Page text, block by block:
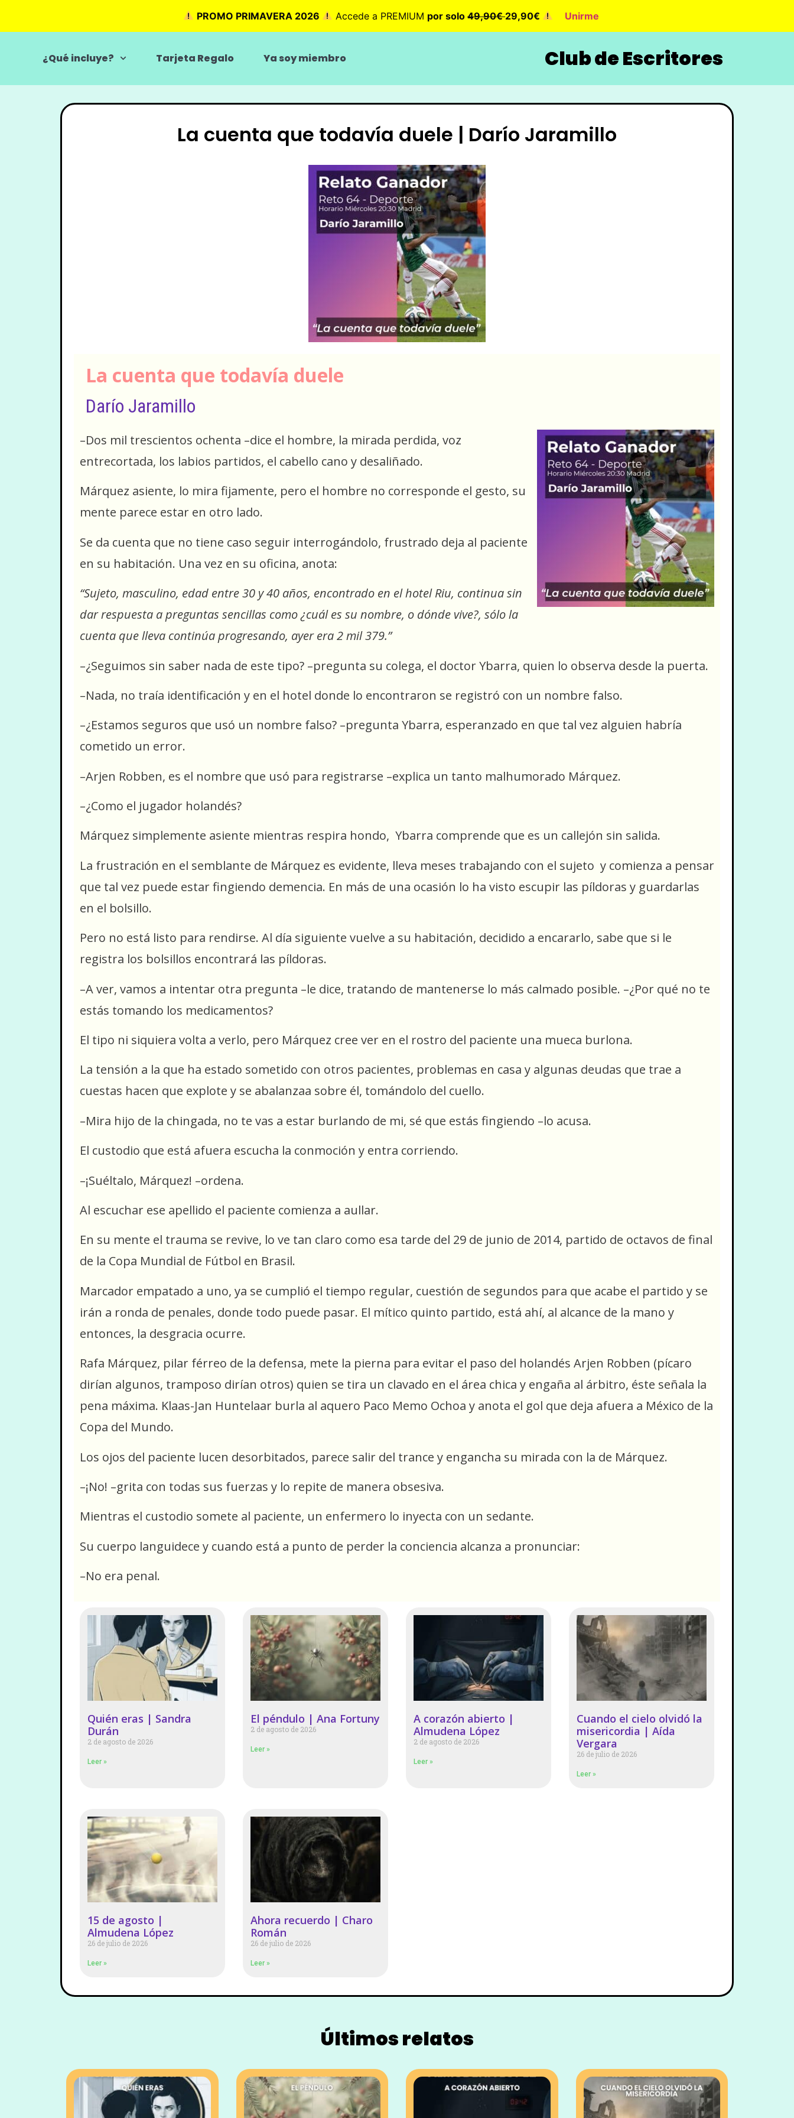
PROMO PRIMAVERA 2026 Accede a PREMIUM por solo49,90€29,90€ Unirme
¿Qué incluye? Tarjeta Regalo Ya soy miembro Club de Escritores
La cuenta que todavía duele | Darío Jaramillo
La cuenta que todavía duele
Darío Jaramillo
–Dos mil trescientos ochenta –dice el hombre, la mirada perdida, voz
entrecortada, los labios partidos, el cabello cano y desaliñado.
Márquez asiente, lo mira fijamente, pero el hombre no corresponde el gesto, su
mente parece estar en otro lado.
Se da cuenta que no tiene caso seguir interrogándolo, frustrado deja al paciente
en su habitación. Una vez en su oficina, anota:
“Sujeto, masculino, edad entre 30 y 40 años, encontrado en el hotel Riu, continua sin
dar respuesta a preguntas sencillas como ¿cuál es su nombre, o dónde vive?, sólo la
cuenta que lleva continúa progresando, ayer era 2 mil 379.”
–¿Seguimos sin saber nada de este tipo? –pregunta su colega, el doctor Ybarra, quien lo observa desde la puerta.
–Nada, no traía identificación y en el hotel donde lo encontraron se registró con un nombre falso.
–¿Estamos seguros que usó un nombre falso? –pregunta Ybarra, esperanzado en que tal vez alguien habría
cometido un error.
–Arjen Robben, es el nombre que usó para registrarse –explica un tanto malhumorado Márquez.
–¿Como el jugador holandés?
Márquez simplemente asiente mientras respira hondo, Ybarra comprende que es un callejón sin salida.
La frustración en el semblante de Márquez es evidente, lleva meses trabajando con el sujeto y comienza a pensar
que tal vez puede estar fingiendo demencia. En más de una ocasión lo ha visto escupir las píldoras y guardarlas
en el bolsillo.
Pero no está listo para rendirse. Al día siguiente vuelve a su habitación, decidido a encararlo, sabe que si le
registra los bolsillos encontrará las píldoras.
–A ver, vamos a intentar otra pregunta –le dice, tratando de mantenerse lo más calmado posible. –¿Por qué no te
estás tomando los medicamentos?
El tipo ni siquiera volta a verlo, pero Márquez cree ver en el rostro del paciente una mueca burlona.
La tensión a la que ha estado sometido con otros pacientes, problemas en casa y algunas deudas que trae a
cuestas hacen que explote y se abalanzaa sobre él, tomándolo del cuello.
–Mira hijo de la chingada, no te vas a estar burlando de mi, sé que estás fingiendo –lo acusa.
El custodio que está afuera escucha la conmoción y entra corriendo.
–¡Suéltalo, Márquez! –ordena.
Al escuchar ese apellido el paciente comienza a aullar.
En su mente el trauma se revive, lo ve tan claro como esa tarde del 29 de junio de 2014, partido de octavos de final
de la Copa Mundial de Fútbol en Brasil.
Marcador empatado a uno, ya se cumplió el tiempo regular, cuestión de segundos para que acabe el partido y se
irán a ronda de penales, donde todo puede pasar. El mítico quinto partido, está ahí, al alcance de la mano y
entonces, la desgracia ocurre.
Rafa Márquez, pilar férreo de la defensa, mete la pierna para evitar el paso del holandés Arjen Robben (pícaro
dirían algunos, tramposo dirían otros) quien se tira un clavado en el área chica y engaña al árbitro, éste señala la
pena máxima. Klaas-Jan Huntelaar burla al aquero Paco Memo Ochoa y anota el gol que deja afuera a México de la
Copa del Mundo.
Los ojos del paciente lucen desorbitados, parece salir del trance y engancha su mirada con la de Márquez.
–¡No! –grita con todas sus fuerzas y lo repite de manera obsesiva.
Mientras el custodio somete al paciente, un enfermero lo inyecta con un sedante.
Su cuerpo languidece y cuando está a punto de perder la conciencia alcanza a pronunciar:
–No era penal.
Quién eras | Sandra
Durán
2 de agosto de 2026
Leer »
El péndulo | Ana Fortuny
2 de agosto de 2026
Leer »
A corazón abierto |
Almudena López
2 de agosto de 2026
Leer »
Cuando el cielo olvidó la
misericordia | Aída
Vergara
26 de julio de 2026
Leer »
15 de agosto |
Almudena López
26 de julio de 2026
Leer »
Ahora recuerdo | Charo
Román
26 de julio de 2026
Leer »
Últimos relatos